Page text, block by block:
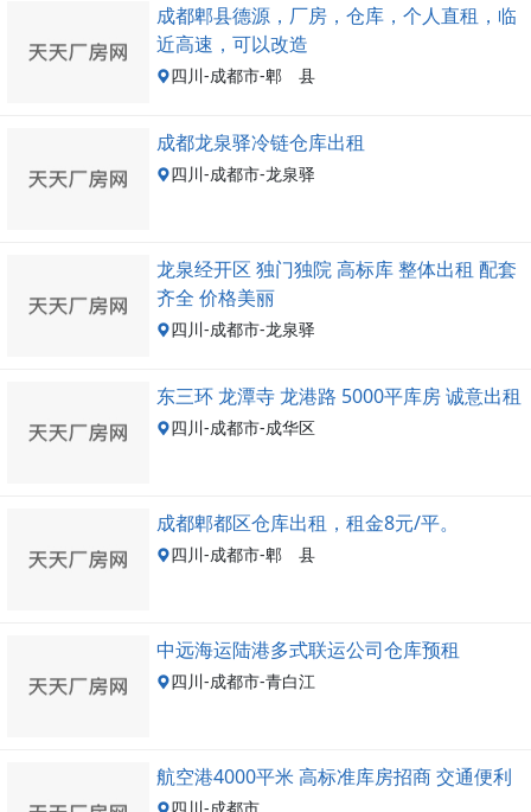
成都郫县德源，厂房，仓库，个人直租，临
近高速，可以改造
四川-成都市-郫 县
成都龙泉驿冷链仓库出租
四川-成都市-龙泉驿
龙泉经开区 独门独院 高标库 整体出租 配套
齐全 价格美丽
四川-成都市-龙泉驿
东三环 龙潭寺 龙港路 5000平库房 诚意出租
四川-成都市-成华区
成都郫都区仓库出租，租金8元/平。
四川-成都市-郫 县
中远海运陆港多式联运公司仓库预租
四川-成都市-青白江
航空港4000平米 高标准库房招商 交通便利